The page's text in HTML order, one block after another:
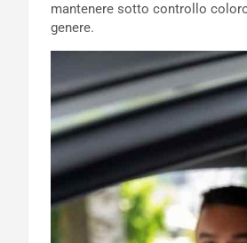
mantenere sotto controllo
genere.